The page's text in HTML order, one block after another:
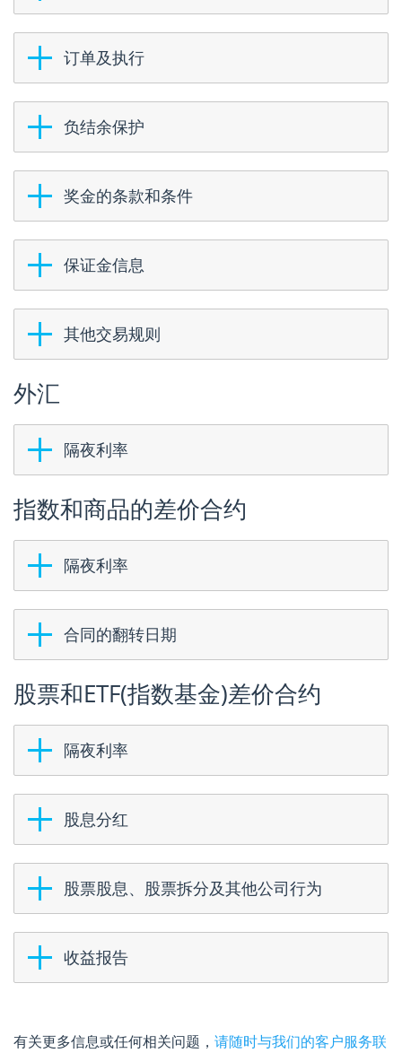
订单及执行
负结余保护
奖金的条款和条件
保证金信息
其他交易规则
外汇
隔夜利率
指数和商品的差价合约
隔夜利率
合同的翻转日期
股票和ETF(指数基金)差价合约
隔夜利率
股息分红
股票股息、股票拆分及其他公司行为
收益报告
有关更多信息或任何相关问题， 请随时与我们的客户服务联